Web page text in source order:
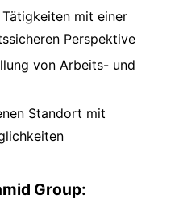
mit einer
Perspektive
von Arbeits- und
Standort mit
Group: